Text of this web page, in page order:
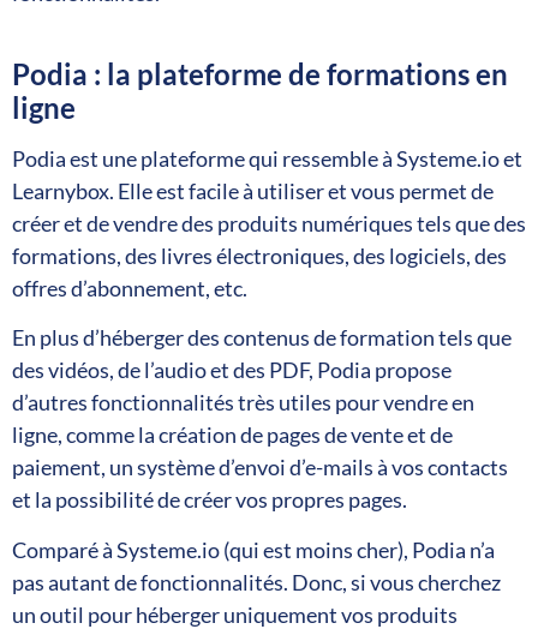
Podia : la plateforme de formations en
ligne
Podia est une plateforme qui ressemble à Systeme.io et
Learnybox. Elle est facile à utiliser et vous permet de
créer et de vendre des produits numériques tels que des
formations, des livres électroniques, des logiciels, des
offres d’abonnement, etc.
En plus d’héberger des contenus de formation tels que
des vidéos, de l’audio et des PDF, Podia propose
d’autres fonctionnalités très utiles pour vendre en
ligne, comme la création de pages de vente et de
paiement, un système d’envoi d’e-mails à vos contacts
et la possibilité de créer vos propres pages.
Comparé à Systeme.io (qui est moins cher), Podia n’a
pas autant de fonctionnalités. Donc, si vous cherchez
un outil pour héberger uniquement vos produits